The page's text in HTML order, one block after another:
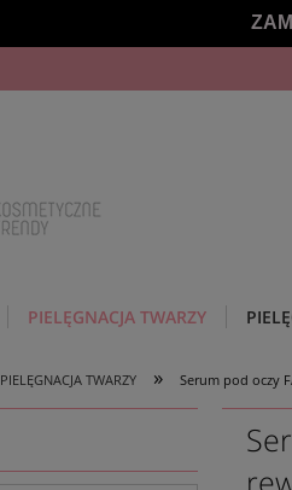
PIELĘGNACJA TWARZY
PIELĘGNACJA TWARZY » Serum pod oczy